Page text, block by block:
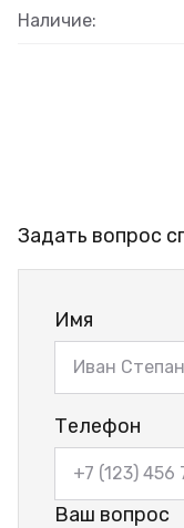
Наличие:
Задать вопрос
Имя
Телефон
Ваш вопрос